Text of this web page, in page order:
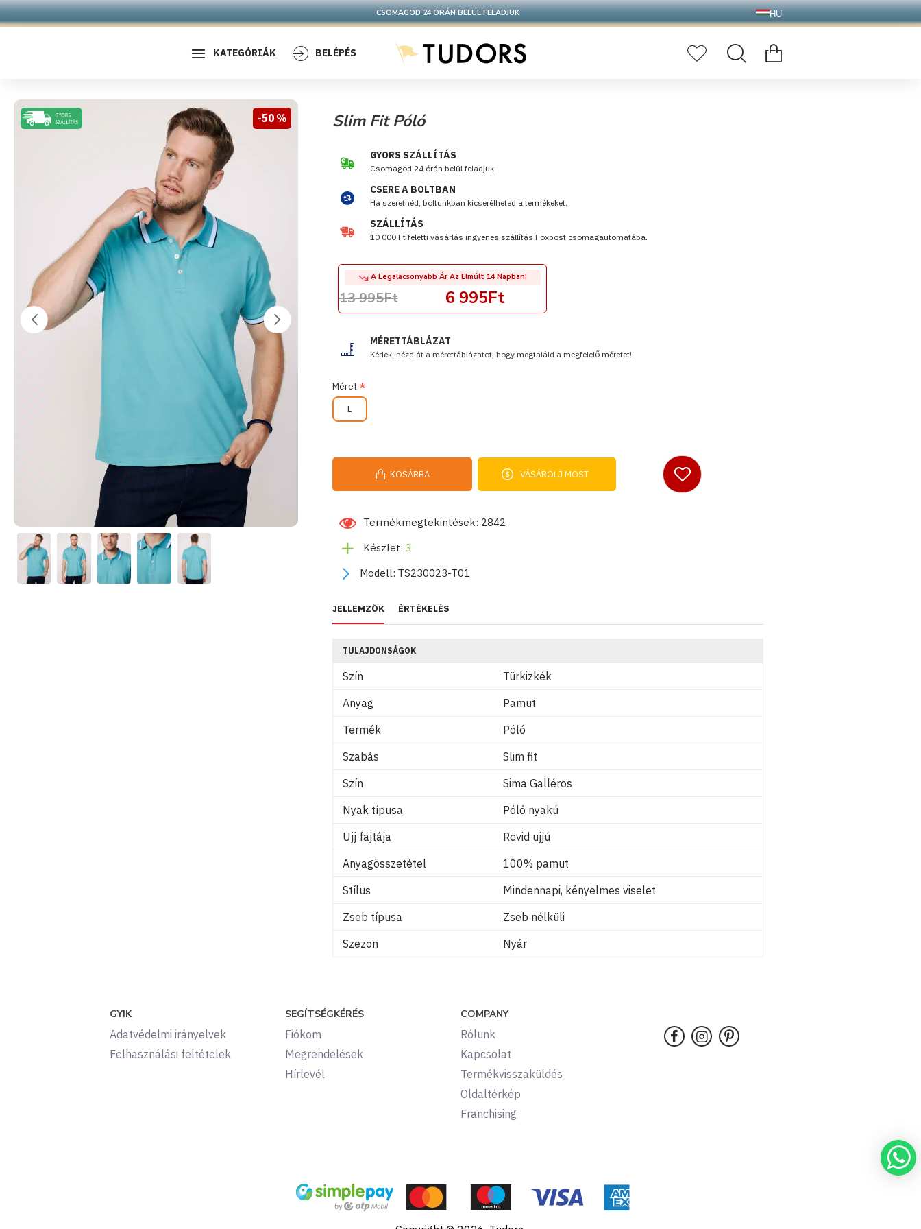
CSOMAGOD 24 ÓRÁN BELÜL FELADJUK
KATEGÓRIÁK BELÉPÉS
HU
-50 % Slim Fit Póló
MÉRETTÁBLÁZAT
Kérlek, nézd át a mérettáblázatot, hogy megtaláld a megfelelő méretet!
Készlet: 3
Modell: TS230023-T01
Termékmegtekintések: 2842
6 995Ft
A Legalacsonyabb Ár Az Elmúlt 14 Napban!
13 995Ft
Méret
L
KOSÁRBA VÁSÁROLJ MOST
GYORS SZÁLLÍTÁS
Csomagod 24 órán belül feladjuk.
CSERE A BOLTBAN
Ha szeretnéd, boltunkban kicserélheted a termékeket.
SZÁLLÍTÁS
10 000 Ft feletti vásárlás ingyenes szállítás Foxpost csomagautomatába.
JELLEMZŐK ÉRTÉKELÉS
TULAJDONSÁGOK
Szín
Türkizkék
Anyag
Pamut
Termék
Póló
Szabás
Slim fit
Szín
Sima Galléros
Nyak típusa
Póló nyakú
Ujj fajtája
Rövid ujjú
Anyagösszetétel
100% pamut
Stílus
Mindennapi, kényelmes viselet
Zseb típusa
Zseb nélküli
Szezon
Nyár
GYIK
Adatvédelmi irányelvek
Felhasználási feltételek
SEGÍTSÉGKÉRÉS
Fiókom
Megrendelések
Hírlevél
COMPANY
Rólunk
Kapcsolat
Termékvisszaküldés
Oldaltérkép
Franchising